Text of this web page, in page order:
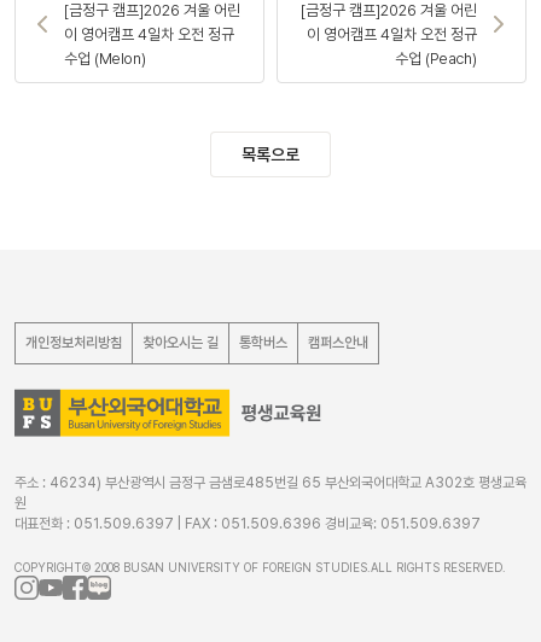
[금정구 캠프]2026 겨울 어린
이 영어캠프 4일차 오전 정규
수업 (Melon)
[금정구 캠프]2026 겨울 어린
이 영어캠프 4일차 오전 정규
수업 (Peach)
목록으로
개인정보처리방침 찾아오시는 길 통학버스 캠퍼스안내
주소 : 46234) 부산광역시 금정구 금샘로485번길 65 부산외국어대학교 A302호 평생교육
원
대표전화 : 051.509.6397 | FAX : 051.509.6396 경비교육: 051.509.6397
COPYRIGHT© 2008 BUSAN UNIVERSITY OF FOREIGN STUDIES.ALL RIGHTS RESERVED.